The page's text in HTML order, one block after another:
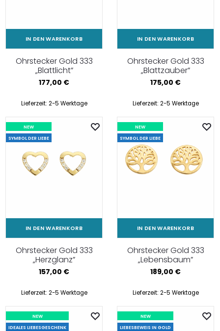
IN DEN WARENKORB
Ohrstecker Gold 333
„Blattlicht”
177,00 €
Lieferzeit: 2-5 Werktage
IN DEN WARENKORB
Ohrstecker Gold 333
„Blattzauber”
175,00 €
Lieferzeit: 2-5 Werktage
NEW
SYMBOL DER LIEBE
IN DEN WARENKORB
Ohrstecker Gold 333
„Herzglanz”
157,00 €
Lieferzeit: 2-5 Werktage
NEW
SYMBOL DER LIEBE
IN DEN WARENKORB
Ohrstecker Gold 333
„Lebensbaum”
189,00 €
Lieferzeit: 2-5 Werktage
NEW
IDEALES LIEBESGESCHENK
NEW
LIEBESBEWEIS IN GOLD